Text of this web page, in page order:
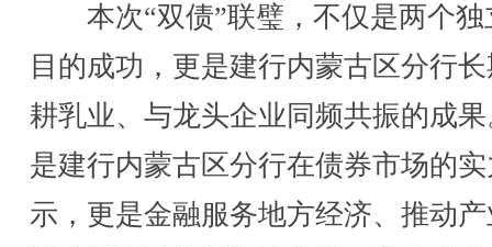
本次“双债”联璧，不仅是两个独
目的成功，更是建行内蒙古区分行
耕乳业、与龙头企业同频共振的成
是建行内蒙古区分行在债券市场的
示，更是金融服务地方经济、推动